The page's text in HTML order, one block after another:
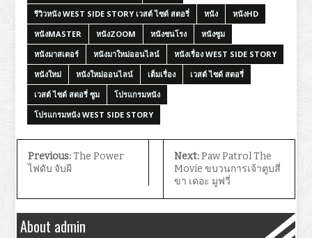
รีวิวหนัง WEST SIDE STORY เวสต์ ไซด์ สตอรี่
หนัง
หนังHD
หนังMASTER
หนังZOOM หนังชนโรง
หนังซูม
หนังมาสเตอร์
หนังมาใหม่ออนไลน์
หนังเรื่อง WEST SIDE STORY
หนังใหม่
หนังใหม่ออนไลน์ เต็มเรื่อง
เวสต์ ไซด์ สตอรี่
เวสต์ ไซด์ สตอรี่ ซูม
โปรแกรมหนัง
โปรแกรมหนัง WEST SIDE STORY
Previous:The Power
ไฟดับ จับผี
Next:Paw Patrol The
Movie ขบวนการเจ้าตูบสี่
ขา เดอะ มูฟวี่
About admin